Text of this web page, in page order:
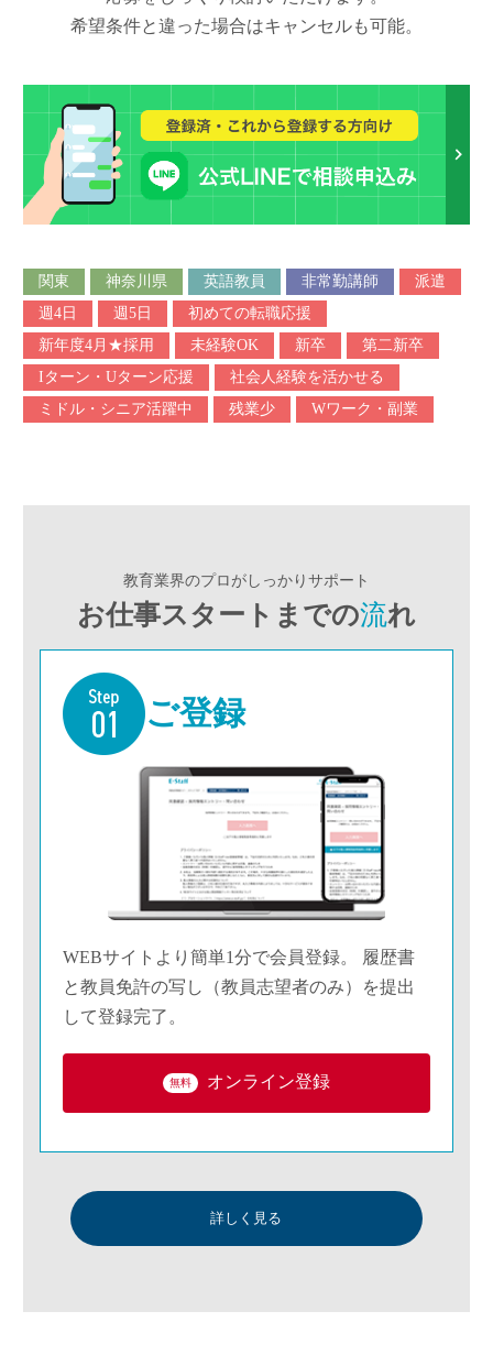
希望条件と違った場合はキャンセルも可能。
関東 神奈川県 英語教員 非常勤講師
派遣
週4日
週5日
初めての転職応援
新年度4月★採用
未経験OK 新卒
第二新卒
Iターン・Uターン応援
社会人経験を活かせる
ミドル・シニア活躍中
残業少 Wワーク・副業
教育業界のプロがしっかりサポート
お仕事スタートまでの流れ
ご登録
WEBサイトより簡単1分で会員登録。 履歴書
と教員免許の写し（教員志望者のみ）を提出
して登録完了。
無料 オンライン登録
詳しく見る